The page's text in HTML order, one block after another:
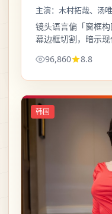
主演： 木村拓哉、汤
镜头语言偏「窗框
幕边框切割，暗示
96,860 8.8
韩国